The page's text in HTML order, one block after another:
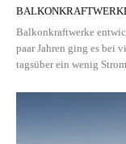
Balkonkraftwerke
paar Jahren ging es bei
tagsüber ein wenig Strom